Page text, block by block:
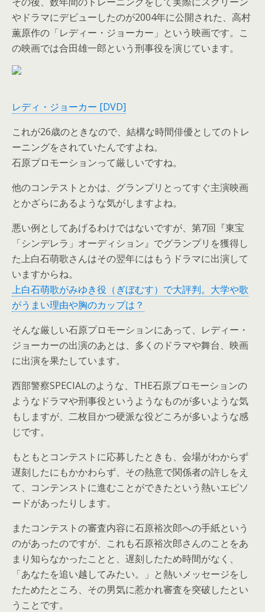
やドラマにデビューしたのが2004年に公開された、高村
薫原作の「レディー・ジョーカー」という映画です。こ
の映画では合田雄一郎という刑事役を演じています。
レディ・ジョーカー [DVD]
これが26歳のときなので、結構な時間俳優としてのトレ
ーニングをされていたんですよね。
石原プロモーションって厳しいですね。
他のコンテストとかは、グランプリとってすぐ主演映画
とかざらにあるような気がしますよね。
悪い例としてあげるわけではないですが、第7回『東宝
「シンデレラ」オーディション』でグランプリを獲得し
た上白石萌歌さんはその翌年にはもうドラマに出演して
いますからね。
上白石萌歌がみゆき役（ぎぼむす）で大評判。大学や歌
がうまい理由や胸のカップは？
そんな厳しい石原プロモーションにあって、レディー・
ジョーカーの出演のあとは、多くのドラマや舞台、映画
に出演を果たしています。
西部警察SPECIALのような、THE石原プロモーションの
ようなドラマや刑事役というようなものが多いような気
もしますが、二枚目かつ硬派な役どころが多いような感
じです。
もともとコンテストに応募したときも、会場がわからず
遅刻したにもかかわらず、その熱意で関係者の許しをえ
て、コンテンストに進むことができたという熱いエピソ
ードがあったりします。
またコンテストの審査内容に石原裕次郎への手紙という
のがあったのですが、これも石原裕次郎さんのことをあ
まり知らなかったことと、遅刻したため時間がなく、
「あなたを追い越してみたい。」と熱いメッセージをし
たためたところ、その男気に惹かれ審査を突破したとい
うことです。